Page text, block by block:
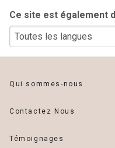
Ce site est également
Qui sommes-nous
Contactez Nous
Témoignages